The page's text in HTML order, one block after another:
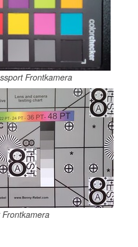
Frontkamera
Frontkamera